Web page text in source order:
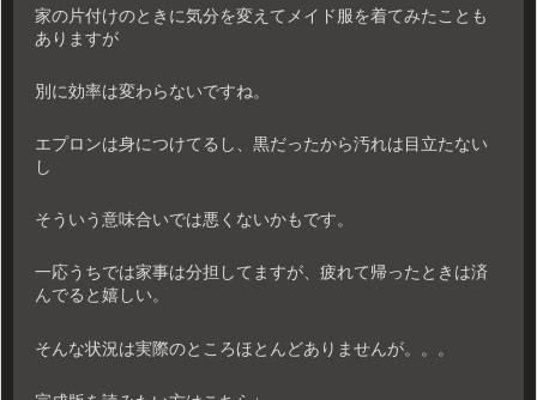
家の片付けのときに気分を変えてメイド服を着てみたことも
ありますが
別に効率は変わらないですね。
エプロンは身につけてるし、黒だったから汚れは目立たない
し
そういう意味合いでは悪くないかもです。
一応うちでは家事は分担してますが、疲れて帰ったときは済
んでると嬉しい。
そんな状況は実際のところほとんどありませんが。。。